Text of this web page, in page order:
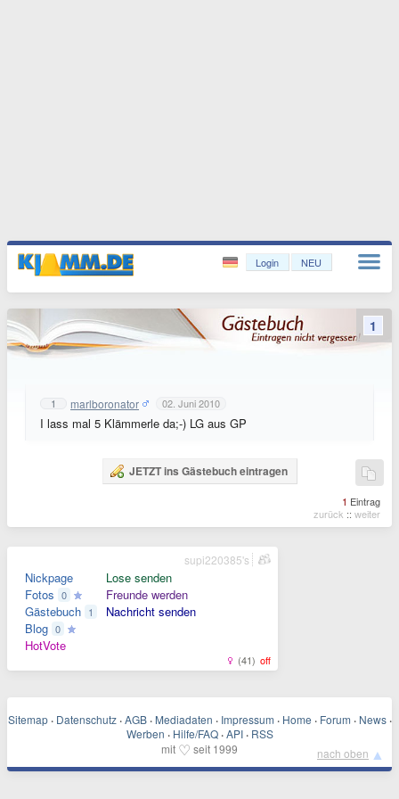
Login NEU
1 marlboronator 02. Juni 2010
I lass mal 5 Klämmerle da;-) LG aus GP
JETZT ins Gästebuch eintragen
1 Eintrag
zurück :: weiter
1
Nickpage
Fotos 0
Gästebuch 1
Blog 0
HotVote
Lose senden
Freunde werden
Nachricht senden
(41) off
supi220385's
Sitemap · Datenschutz · AGB · Mediadaten · Impressum · Home · Forum · News ·
Werben · Hilfe/FAQ · API · RSS
mit ♡ seit 1999 nach oben ▲